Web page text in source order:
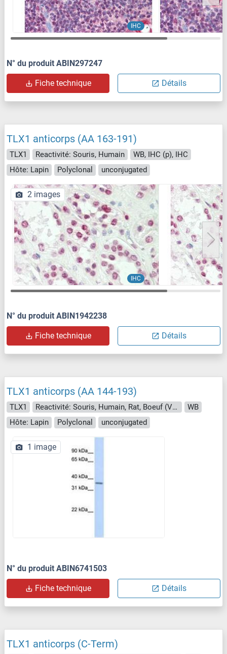
IHC
N° du produit ABIN297247
Fiche technique Détails
TLX1 anticorps (AA 163-191)
TLX1 Reactivité: Souris, Humain
WB, IHC (p), IHC
Hôte: Lapin
Polyclonal unconjugated
IHC
2 images
N° du produit ABIN1942238
Fiche technique Détails
TLX1 anticorps (AA 144-193)
TLX1 Reactivité: Souris, Humain, Rat, Boeuf (Vache), Chien, Lapin, Cobaye, Roussette (Chauve-souris), Singe, Poulet, Cheval, Poisson zèbre (Danio rerio), Porc, Xenopus laevis
WB
Hôte: Lapin
Polyclonal unconjugated
1 image
N° du produit ABIN6741503
Fiche technique Détails
TLX1 anticorps (C-Term)